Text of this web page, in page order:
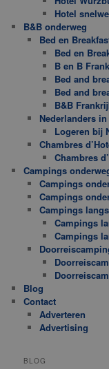
Hotel
B&B onderweg
Bed en
Bed en
B en B
Bed and
Bed and
B&B
Nederlanders
Logeren bij
Chambres
Chambres
Campings
Campings
Campings
Campings
Campings
Campings
Blog
Contact
Adverteren
Advertising
BLOG